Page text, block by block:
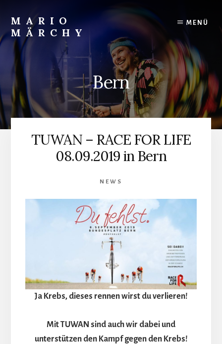
content
MARIO
MÄRCHY
Live
Studiodrummer
MENÜ
Bern
TUWAN – RACE FOR LIFE
08.09.2019 in Bern
NEWS
Ja Krebs, dieses rennen wirst du verlieren!
Mit TUWAN sind auch wir dabei und
unterstützen den Kampf gegen den Krebs!